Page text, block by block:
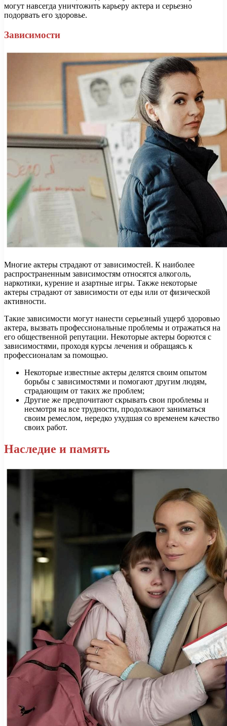
могут навсегда уничтожить карьеру актера и серьезно
подорвать его здоровье.
Зависимости
Многие актеры страдают от зависимостей. К наиболее
распространенным зависимостям относятся алкоголь,
наркотики, курение и азартные игры. Также некоторые
актеры страдают от зависимости от еды или от физической
активности.
Такие зависимости могут нанести серьезный ущерб здоровью
актера, вызвать профессиональные проблемы и отражаться на
его общественной репутации. Некоторые актеры борются с
зависимостями, проходя курсы лечения и обращаясь к
профессионалам за помощью.
Некоторые известные актеры делятся своим опытом
борьбы с зависимостями и помогают другим людям,
страдающим от таких же проблем;
Другие же предпочитают скрывать свои проблемы и
несмотря на все трудности, продолжают заниматься
своим ремеслом, нередко ухудшая со временем качество
своих работ.
Наследие и память